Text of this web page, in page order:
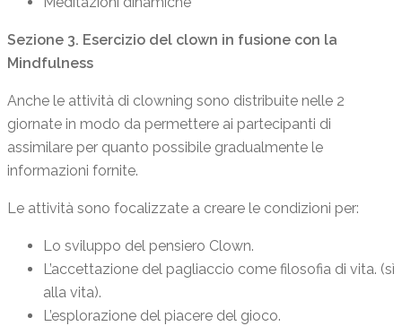
Sezione 3. Esercizio del clown in fusione con la
Mindfulness
Anche le attività di clowning sono distribuite nelle 2
giornate in modo da permettere ai partecipanti di
assimilare per quanto possibile gradualmente le
informazioni fornite.
Le attività sono focalizzate a creare le condizioni per:
Lo sviluppo del pensiero Clown.
L’accettazione del pagliaccio come filosofia di vita. (sì
alla vita).
L’esplorazione del piacere del gioco.